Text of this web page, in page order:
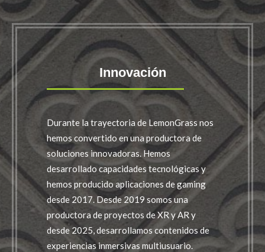
Innovación
Durante la trayectoria de LemonGrass nos
hemos convertido en una productora de
soluciones innovadoras. Hemos
desarrollado capacidades tecnológicas y
hemos producido aplicaciones de gaming
desde 2017. Desde 2019 somos una
productora de proyectos de XR y AR y
desde 2025, desarrollamos contenidos de
experiencias inmersivas multiusuario.